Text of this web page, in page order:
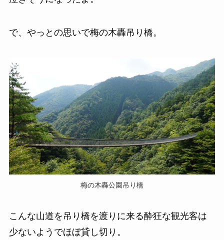
で、やっとの思いで梅の木轟吊り橋。
梅の木轟公園吊り橋
こんな山道を吊り橋を渡りに来る酔狂な観光客は
少ないようでほぼ貸し切り。